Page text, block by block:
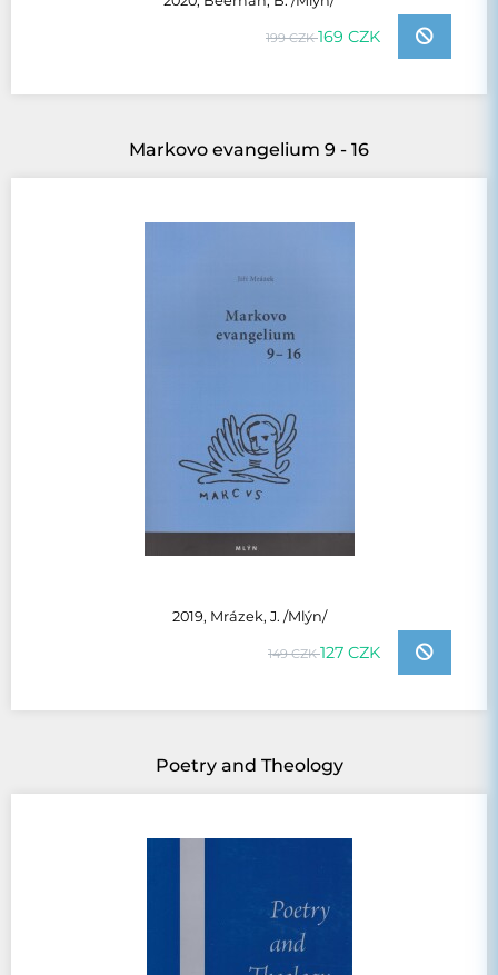
199 CZK169 CZK
Markovo evangelium 9 - 16
2019, Mrázek, J. /Mlýn/
149 CZK127 CZK
Poetry and Theology